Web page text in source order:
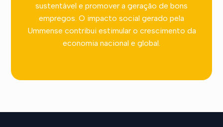
sustentável e promover a geração de bons
empregos. O impacto social gerado pela
Ummense contribui estimular o crescimento da
economia nacional e global.